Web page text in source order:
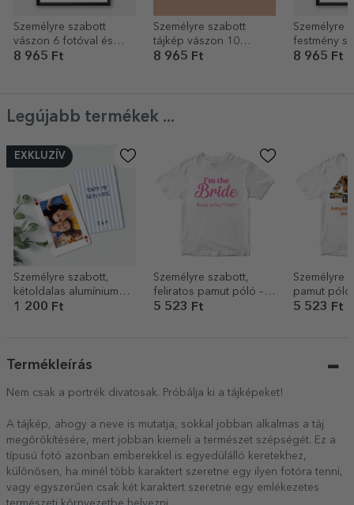
Személyre szabott
vászon 6 fotóval és
szöveggel -
8 965 Ft
Személyre szabott
tájkép vászon 10
fotóval, modellszám 41
8 965 Ft
Személyre
festmény
8 965 Ft
Legújabb termékek ...
EXKLUZÍV
Személyre szabott,
kétoldalas alumínium
kártya fotóval és
1 200 Ft
Személyre szabott,
feliratos pamut póló – A
menyasszony csapata
5 523 Ft
Személyre
pamut
és
5 523 Ft
Termékleírás
Nem csak a portrék divatosak. Próbálja ki a tájképeket!
A tájkép, ahogy a neve is mutatja, sokkal jobban alkalmas a táj
megörökítésére, mert jobban kiemeli a természet szépségét. Ez a
típusú fotó azonban emberekkel is egyedülálló keretekhez,
különösen, ha minél több karaktert szeretne egy ilyen fotóra tenni,
vagy egyszerűen csak két karaktert szeretne egy emlékezetes